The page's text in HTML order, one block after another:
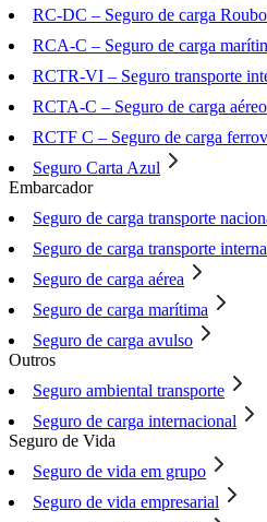
RC-DC – Seguro de carga Roubo
RCA-C – Seguro de carga
RCTR-VI – Seguro transporte
RCTA-C – Seguro de carga aéreo
RCTF C – Seguro de carga
Seguro Carta Azul
Embarcador
Seguro de carga transporte
Seguro de carga transporte
Seguro de carga aérea
Seguro de carga marítima
Seguro de carga avulso
Outros
Seguro ambiental transporte
Seguro de carga internacional
Seguro de Vida
Seguro de vida em grupo
Seguro de vida empresarial